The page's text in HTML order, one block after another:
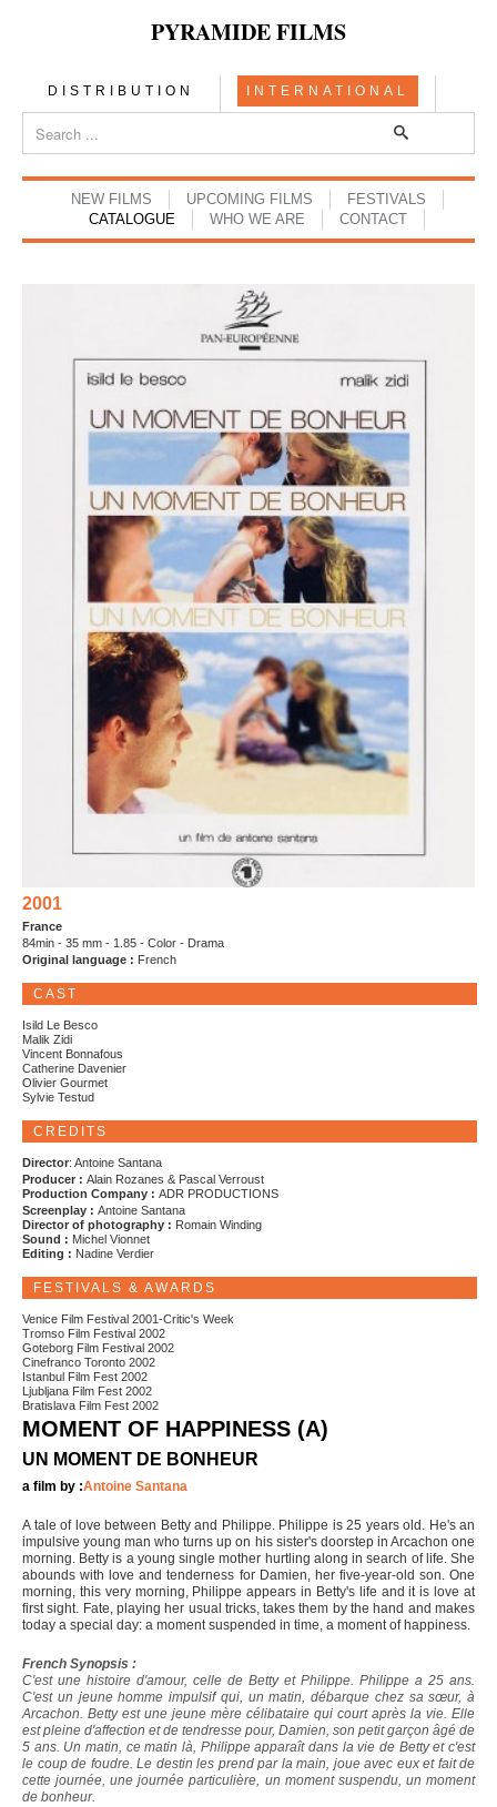
PYRAMIDE FILMS
DISTRIBUTION INTERNATIONAL
NEW FILMS UPCOMING FILMS
FESTIVALS
CATALOGUE
WHO WE ARE CONTACT
2001
France
84min - 35 mm - 1.85 - Color - Drama
Original language : French
CAST
Isild Le Besco
Malik Zidi
Vincent Bonnafous
Catherine Davenier
Olivier Gourmet
Sylvie Testud
CREDITS
Director: Antoine Santana
Producer : Alain Rozanes & Pascal Verroust
Production Company : ADR PRODUCTIONS
Screenplay : Antoine Santana
Director of photography : Romain Winding
Sound : Michel Vionnet
Editing : Nadine Verdier
FESTIVALS & AWARDS
Venice Film Festival 2001-Critic's Week
Tromso Film Festival 2002
Goteborg Film Festival 2002
Cinefranco Toronto 2002
Istanbul Film Fest 2002
Ljubljana Film Fest 2002
Bratislava Film Fest 2002
MOMENT OF HAPPINESS (A)
UN MOMENT DE BONHEUR
a film by :Antoine Santana
A tale of love between Betty and Philippe. Philippe is 25 years old. He's an
impulsive young man who turns up on his sister's doorstep in Arcachon one
morning. Betty is a young single mother hurtling along in search of life. She
abounds with love and tenderness for Damien, her five-year-old son. One
morning, this very morning, Philippe appears in Betty's life and it is love at
first sight. Fate, playing her usual tricks, takes them by the hand and makes
today a special day: a moment suspended in time, a moment of happiness.
French Synopsis :
C'est une histoire d'amour, celle de Betty et Philippe. Philippe a 25 ans.
C'est un jeune homme impulsif qui, un matin, débarque chez sa sœur, à
Arcachon. Betty est une jeune mère célibataire qui court après la vie. Elle
est pleine d'affection et de tendresse pour, Damien, son petit garçon âgé de
5 ans. Un matin, ce matin là, Philippe apparaît dans la vie de Betty et c'est
le coup de foudre. Le destin les prend par la main, joue avec eux et fait de
cette journée, une journée particulière, un moment suspendu, un moment
de bonheur.